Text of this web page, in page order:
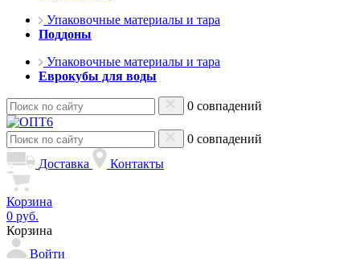
Упаковочные материалы и тара
Поддоны
Упаковочные материалы и тара
Еврокубы для воды
0 совпадений
0 совпадений
Доставка
Контакты
Корзина
0 руб.
Корзина
Войти